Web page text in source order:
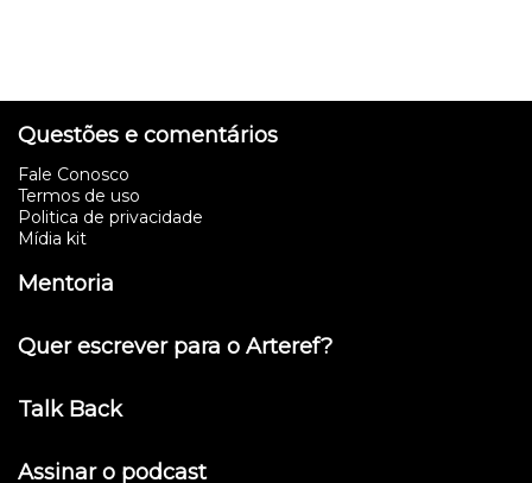
Questões e comentários
Fale Conosco
Termos de uso
Politica de privacidade
Mídia kit
Mentoria
Quer escrever para o Arteref?
Talk Back
Assinar o podcast